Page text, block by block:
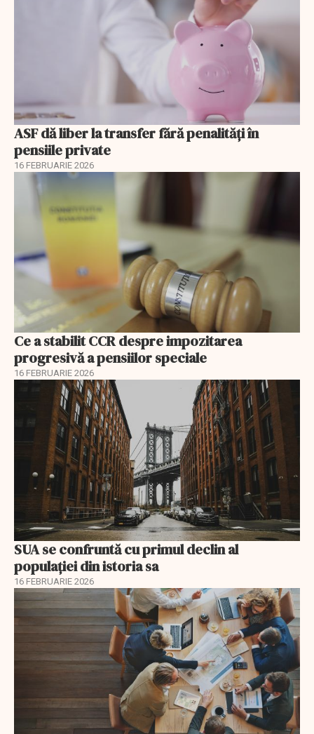
ASF dă liber la transfer fără penalități în
pensiile private
16 FEBRUARIE 2026
Ce a stabilit CCR despre impozitarea
progresivă a pensiilor speciale
16 FEBRUARIE 2026
SUA se confruntă cu primul declin al
populației din istoria sa
16 FEBRUARIE 2026